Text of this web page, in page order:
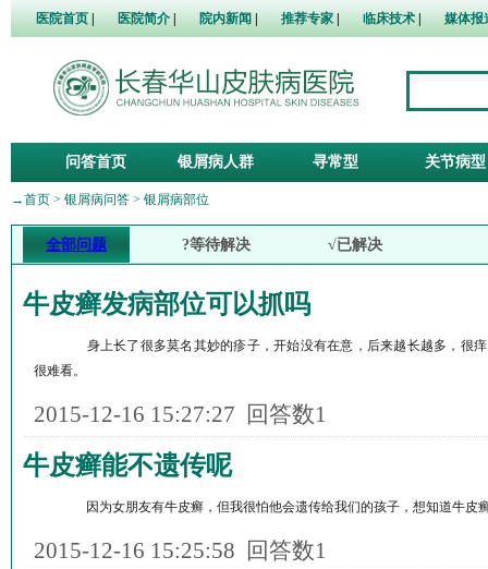
医院首页 医院简介 院内新闻 推荐专家| 临床技术| 媒体报
问答首页 银屑病人群 寻常型 关节病型
→首页 > 银屑病问答 > 银屑病部位
全部问题 ?等待解决 √已解决
牛皮癣发病部位可以抓吗
身上长了很多莫名其妙的疹子，开始没有在意，后来越长越多，很痒
很难看。
2015-12-16 15:27:27 回答数1
牛皮癣能不遗传呢
因为女朋友有牛皮癣，但我很怕他会遗传给我们的孩子，想知道牛皮
2015-12-16 15:25:58 回答数1